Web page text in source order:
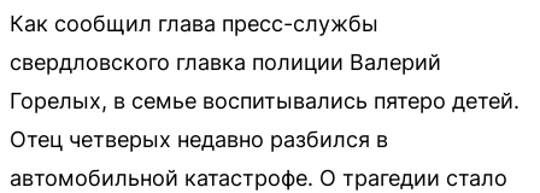
Как сообщил глава пресс-службы
свердловского главка полиции Валерий
Горелых, в семье воспитывались пятеро детей.
Отец четверых недавно разбился в
автомобильной катастрофе. О трагедии стало